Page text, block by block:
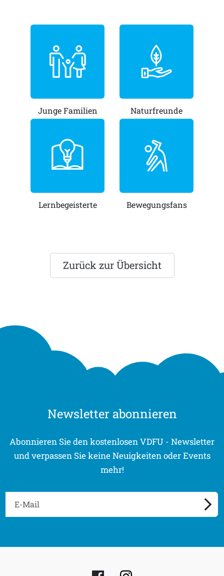
Junge Familien Naturfreunde
Lernbegeisterte Bewegungsfans
Zurück zur Übersicht
Newsletter abonnieren
Abonnieren Sie den kostenlosen VDFU - Newsletter
und verpassen Sie keine Neuigkeiten oder Events
mehr!